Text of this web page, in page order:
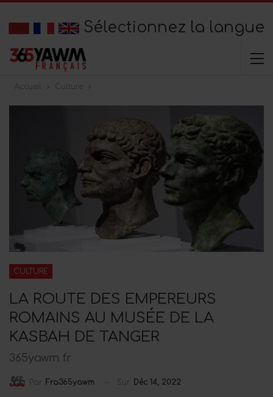
Sélectionnez la langue
Accueil Culture
CULTURE
LA ROUTE DES EMPEREURS
ROMAINS AU MUSÉE DE LA
KASBAH DE TANGER
365yawm fr
Par Fra365yawm Sur Déc 14, 2022